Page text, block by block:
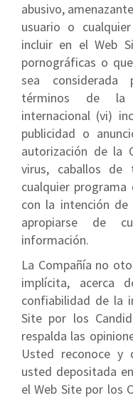
abusivo,
usuario o
incluir en el Web
pornográficas o
sea
términos de la
internacional (vi)
publicidad o
autorización de la
virus, caballos
cualquier
con la intención
apropiarse de
información.
La Compañía no
implícita, acerca
confiabilidad de la
Site por los
respalda las
Usted reconoce y
usted depositada
el Web Site por los